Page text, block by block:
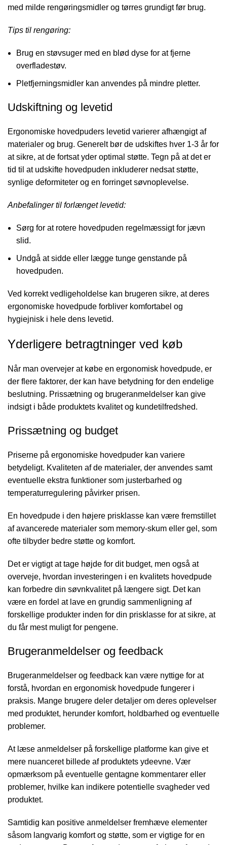
med milde rengøringsmidler og tørres grundigt før brug.
Tips til rengøring:
Brug en støvsuger med en blød dyse for at fjerne
overfladestøv.
Pletfjerningsmidler kan anvendes på mindre pletter.
Udskiftning og levetid
Ergonomiske hovedpuders levetid varierer afhængigt af
materialer og brug. Generelt bør de udskiftes hver 1-3 år for
at sikre, at de fortsat yder optimal støtte. Tegn på at det er
tid til at udskifte hovedpuden inkluderer nedsat støtte,
synlige deformiteter og en forringet søvnoplevelse.
Anbefalinger til forlænget levetid:
Sørg for at rotere hovedpuden regelmæssigt for jævn
slid.
Undgå at sidde eller lægge tunge genstande på
hovedpuden.
Ved korrekt vedligeholdelse kan brugeren sikre, at deres
ergonomiske hovedpude forbliver komfortabel og
hygiejnisk i hele dens levetid.
Yderligere betragtninger ved køb
Når man overvejer at købe en ergonomisk hovedpude, er
der flere faktorer, der kan have betydning for den endelige
beslutning. Prissætning og brugeranmeldelser kan give
indsigt i både produktets kvalitet og kundetilfredshed.
Prissætning og budget
Priserne på ergonomiske hovedpuder kan variere
betydeligt. Kvaliteten af de materialer, der anvendes samt
eventuelle ekstra funktioner som justerbarhed og
temperaturregulering påvirker prisen.
En hovedpude i den højere prisklasse kan være fremstillet
af avancerede materialer som memory-skum eller gel, som
ofte tilbyder bedre støtte og komfort.
Det er vigtigt at tage højde for dit budget, men også at
overveje, hvordan investeringen i en kvalitets hovedpude
kan forbedre din søvnkvalitet på længere sigt. Det kan
være en fordel at lave en grundig sammenligning af
forskellige produkter inden for din prisklasse for at sikre, at
du får mest muligt for pengene.
Brugeranmeldelser og feedback
Brugeranmeldelser og feedback kan være nyttige for at
forstå, hvordan en ergonomisk hovedpude fungerer i
praksis. Mange brugere deler detaljer om deres oplevelser
med produktet, herunder komfort, holdbarhed og eventuelle
problemer.
At læse anmeldelser på forskellige platforme kan give et
mere nuanceret billede af produktets ydeevne. Vær
opmærksom på eventuelle gentagne kommentarer eller
problemer, hvilke kan indikere potentielle svagheder ved
produktet.
Samtidig kan positive anmeldelser fremhæve elementer
såsom langvarig komfort og støtte, som er vigtige for en